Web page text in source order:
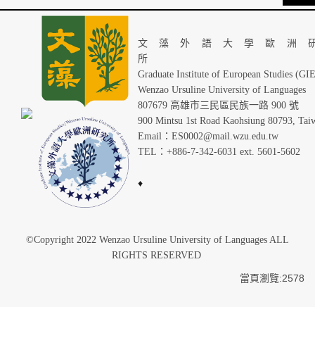
文藻外語大學歐洲
Graduate Institute of European Studies
Wenzao Ursuline University of Languages
807679 高雄市三民區民族一路 900 號
900 Mintsu 1st Road Kaohsiung 80793,
Email：ES0002@mail.wzu.edu.tw
TEL：+886-7-342-6031 ext. 5601-5602
♦
©Copyright 2022 Wenzao Ursuline University of Languages ALL
RIGHTS RESERVED
當頁瀏覽:2578